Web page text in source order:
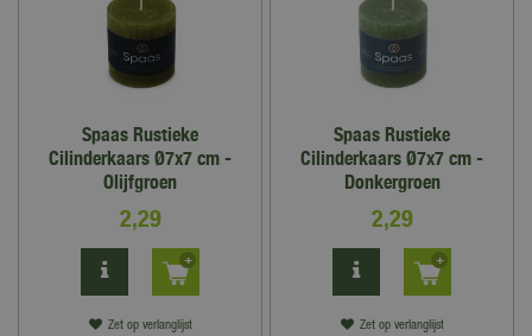
Spaas Rustieke
Cilinderkaars Ø7x7 cm -
Olijfgroen
2,29
Zet op verlanglijst
Spaas Rustieke
Cilinderkaars Ø7x7 cm -
Donkergroen
2,29
Zet op verlanglijst